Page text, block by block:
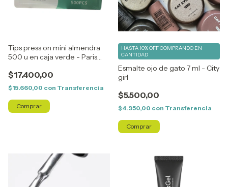
Tips press on mini almendra
500 u en caja verde - Paris
$17.400,00
$15.660,00 con Transferencia
Esmalte ojo de gato 7 ml - City
girl
$5.500,00
HASTA 10% OFFCOMPRANDO EN
CANTIDAD
$4.950,00 con Transferencia